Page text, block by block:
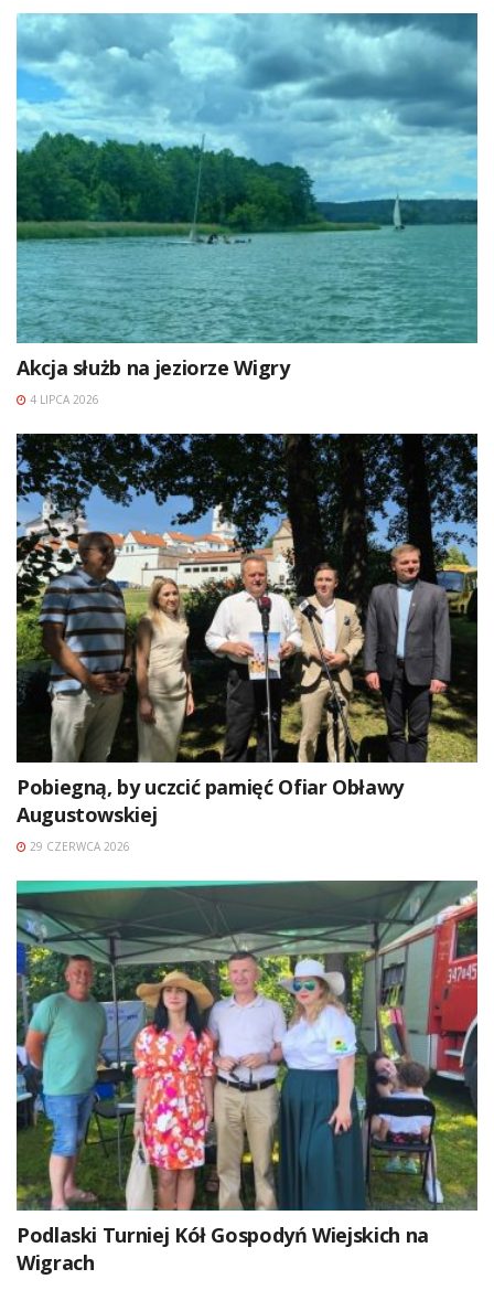
Akcja służb na jeziorze Wigry
4 LIPCA 2026
Pobiegną, by uczcić pamięć Ofiar Obławy
Augustowskiej
29 CZERWCA 2026
Podlaski Turniej Kół Gospodyń Wiejskich na
Wigrach